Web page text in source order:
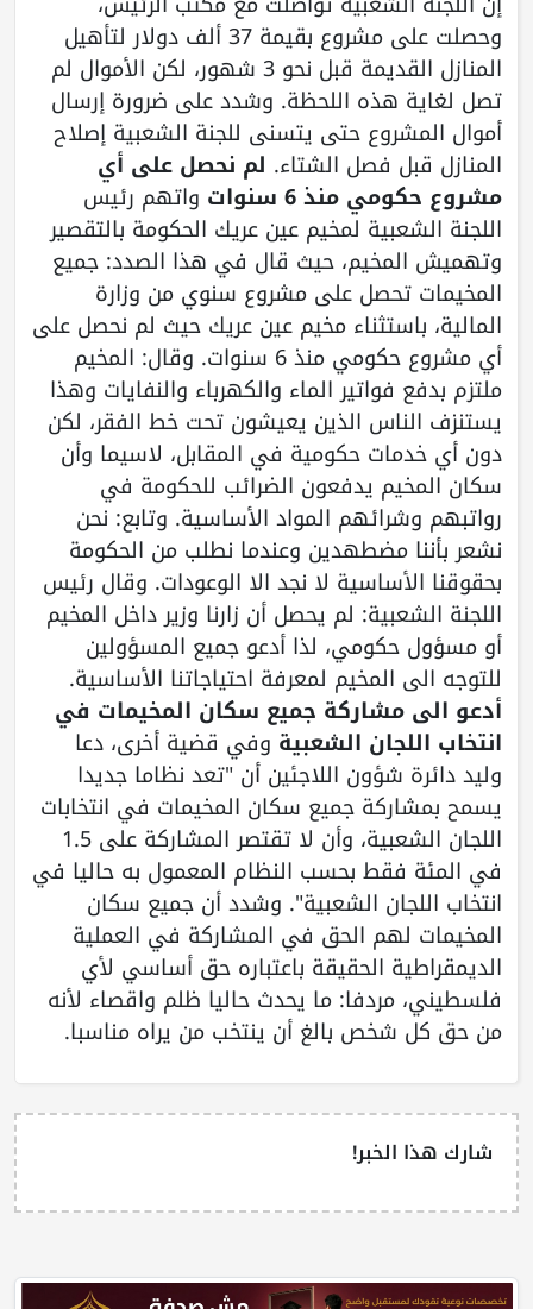
وحصلت على مشروع بقيمة 37 ألف دولار لتأهيل
المنازل القديمة قبل نحو 3 شهور، لكن الأموال لم
تصل لغاية هذه اللحظة. وشدد على ضرورة إرسال
أموال المشروع حتى يتسنى للجنة الشعبية إصلاح
المنازل قبل فصل الشتاء. لم نحصل على أي
مشروع حكومي منذ 6 سنوات واتهم رئيس
اللجنة الشعبية لمخيم عين عريك الحكومة بالتقصير
وتهميش المخيم، حيث قال في هذا الصدد: جميع
المخيمات تحصل على مشروع سنوي من وزارة
المالية، باستثناء مخيم عين عريك حيث لم نحصل على
أي مشروع حكومي منذ 6 سنوات. وقال: المخيم
ملتزم بدفع فواتير الماء والكهرباء والنفايات وهذا
يستنزف الناس الذين يعيشون تحت خط الفقر، لكن
دون أي خدمات حكومية في المقابل، لاسيما وأن
سكان المخيم يدفعون الضرائب للحكومة في
رواتبهم وشرائهم المواد الأساسية. وتابع: نحن
نشعر بأننا مضطهدين وعندما نطلب من الحكومة
بحقوقنا الأساسية لا نجد الا الوعودات. وقال رئيس
اللجنة الشعبية: لم يحصل أن زارنا وزير داخل المخيم
أو مسؤول حكومي، لذا أدعو جميع المسؤولين
للتوجه الى المخيم لمعرفة احتياجاتنا الأساسية.
أدعو الى مشاركة جميع سكان المخيمات في
انتخاب اللجان الشعبية وفي قضية أخرى، دعا
وليد دائرة شؤون اللاجئين أن "تعد نظاما جديدا
يسمح بمشاركة جميع سكان المخيمات في انتخابات
اللجان الشعبية، وأن لا تقتصر المشاركة على 1.5
في المئة فقط بحسب النظام المعمول به حاليا في
انتخاب اللجان الشعبية". وشدد أن جميع سكان
المخيمات لهم الحق في المشاركة في العملية
الديمقراطية الحقيقة باعتباره حق أساسي لأي
فلسطيني، مردفا: ما يحدث حاليا ظلم واقصاء لأنه
من حق كل شخص بالغ أن ينتخب من يراه مناسبا.
شارك هذا الخبر!